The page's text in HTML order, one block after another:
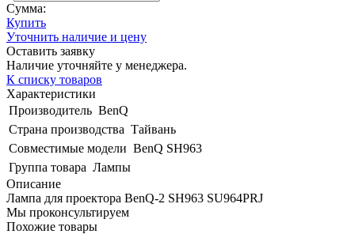
Сумма:
Купить
Уточнить наличие и цену
Оставить заявку
Наличие уточняйте у менеджера.
К списку товаров
Характеристики
Производитель BenQ
Страна производства Тайвань
Совместимые модели BenQ SH963
Группа товара Лампы
Описание
Лампа для проектора BenQ-2 SH963 SU964PRJ
Мы проконсультируем
Похожие товары